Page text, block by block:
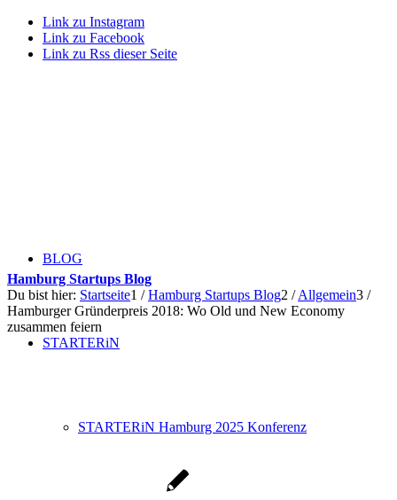
Link zu Instagram
Link zu Facebook
Link zu Rss dieser Seite
BLOG
STARTERiN
STARTERiN Hamburg 2025 Konferenz
Hamburg Startups Blog
Du bist hier: Startseite1 / Hamburg Startups Blog2 / Allgemein3 /
Hamburger Gründerpreis 2018: Wo Old und New Economy
zusammen feiern